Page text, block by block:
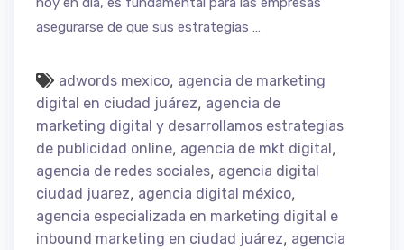
asegurarse de que sus estrategias …
adwords mexico, agencia de marketing
digital en ciudad juárez, agencia de
marketing digital y desarrollamos estrategias
de publicidad online, agencia de mkt digital,
agencia de redes sociales, agencia digital
ciudad juarez, agencia digital méxico,
agencia especializada en marketing digital e
inbound marketing en ciudad juárez, agencia